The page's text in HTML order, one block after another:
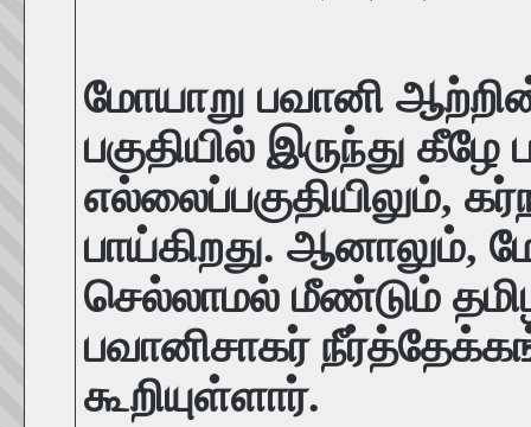
மோயாறு பவானி
பகுதியில் இருந்து கீழே
எல்லைப்பகுதியிலும்,
பாய்கிறது. ஆனாலும்,
செல்லாமல் மீண்டும்
பவானிசாகர்
கூறியுள்ளார்.